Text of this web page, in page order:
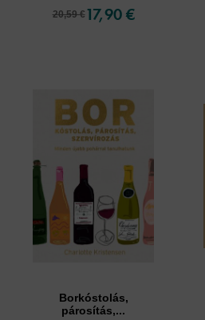
20,59 € 17,90 €
Borkóstolás,
párosítás,...